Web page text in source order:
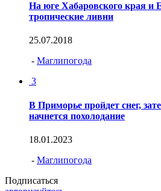
На юге Хабаровского края и
тропические ливни
25.07.2018
- Маглипогода
3
В Приморье пройдет снег,
начнется похолодание
18.01.2023
- Маглипогода
Подписаться